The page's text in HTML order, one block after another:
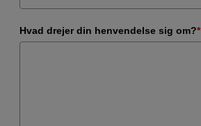
Hvad drejer din henvendelse sig om?*